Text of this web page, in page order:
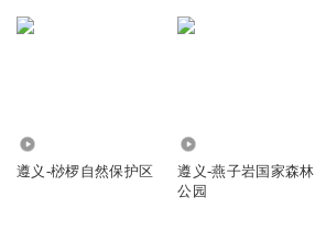
遵义-桫椤自然保护区
遵义-燕子岩国家森林
公园